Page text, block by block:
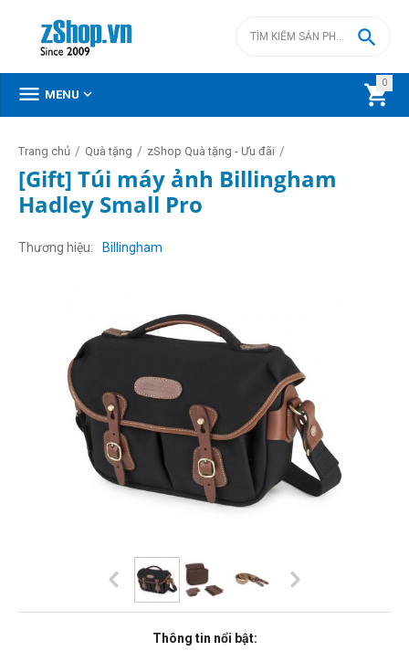
0


 MENU 
Trang chủ / Quà tặng / zShop Quà tặng - Ưu đãi /
[Gift] Túi máy ảnh Billingham
Hadley Small Pro
Thương hiệu Billingham
Thông tin nổi bật: